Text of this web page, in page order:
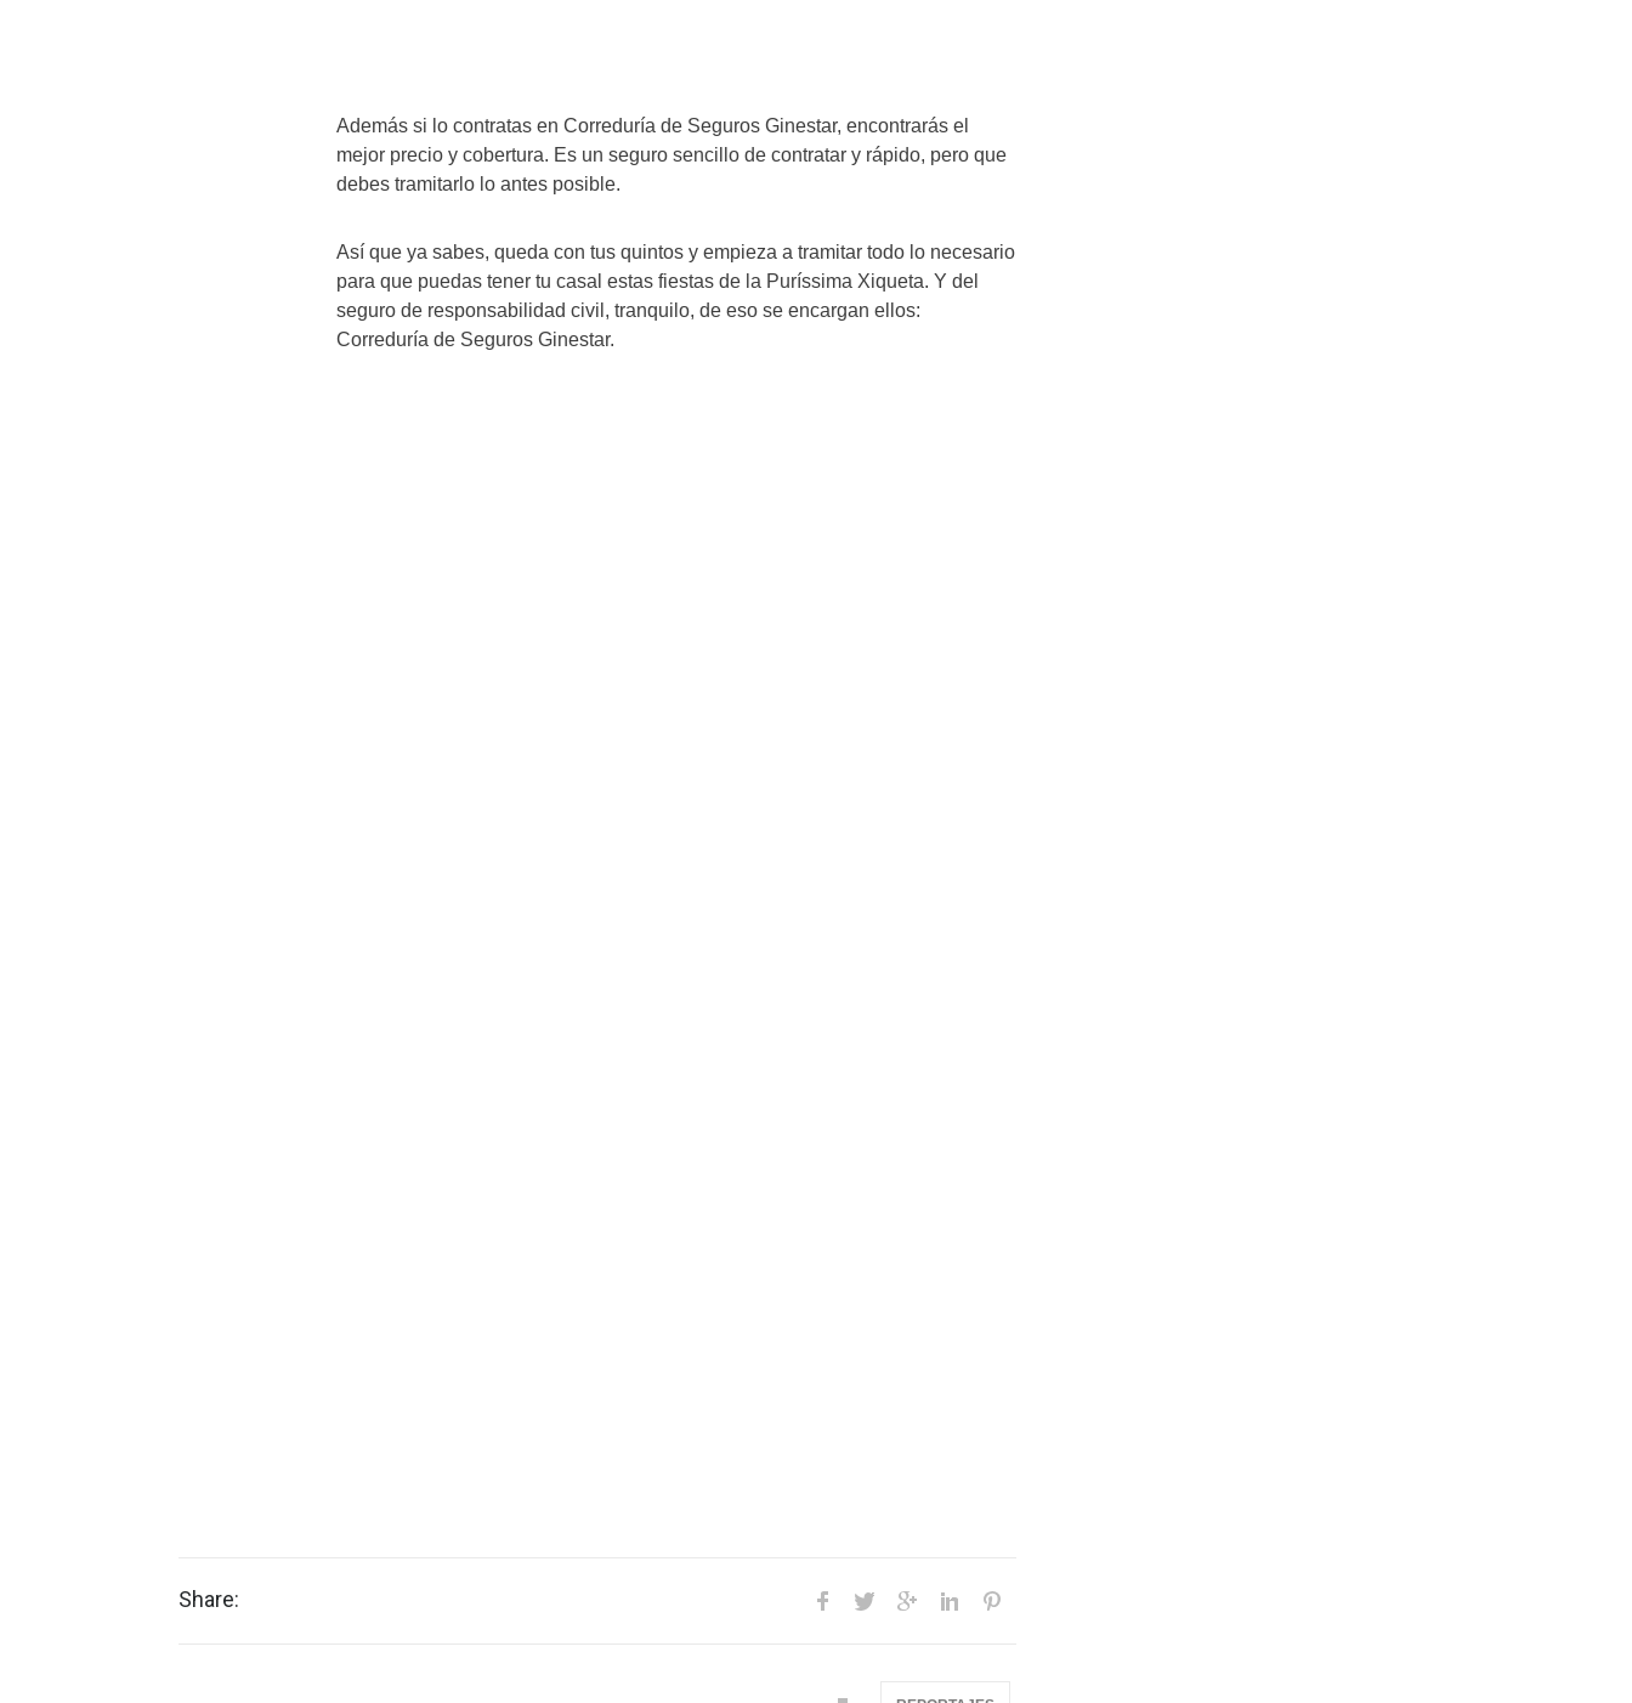
Además si lo contratas en Correduría de Seguros Ginestar, encontrarás el
mejor precio y cobertura. Es un seguro sencillo de contratar y rápido, pero que
debes tramitarlo lo antes posible.
Así que ya sabes, queda con tus quintos y empieza a tramitar todo lo necesario
para que puedas tener tu casal estas fiestas de la Puríssima Xiqueta. Y del
seguro de responsabilidad civil, tranquilo, de eso se encargan ellos:
Correduría de Seguros Ginestar.
Share: